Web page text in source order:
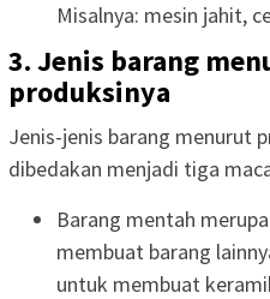
Misalnya: mesin jahit,
3. Jenis barang
produksinya
Jenis-jenis barang menurut
dibedakan menjadi tiga
Barang mentah
membuat barang
untuk membuat